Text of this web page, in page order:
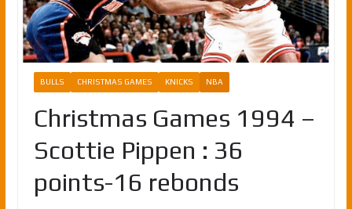
BULLS CHRISTMAS GAMES KNICKS NBA
Christmas Games 1994 –
Scottie Pippen : 36
points-16 rebonds